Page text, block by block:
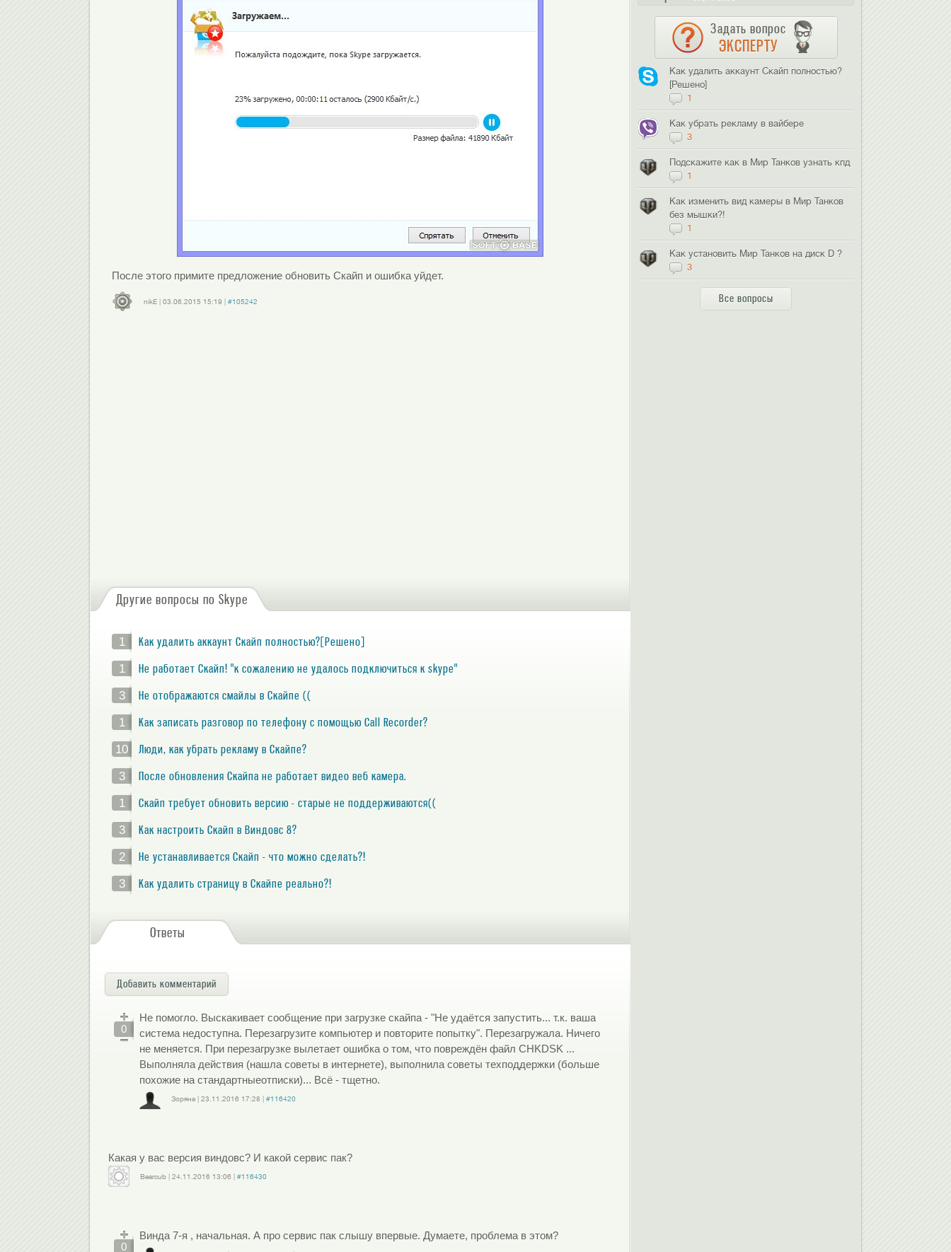
После этого примите предложение обновить Скайп и ошибка уйдет.
nikE| 03.06.2015 15:19
#105242
Другие вопросы по Skype
1
Как удалить аккаунт Скайп полностью?[Решено]
1
Не работает Скайп! "к сожалению не удалось подключиться к skype"
3
Не отображаются смайлы в Скайпе ((
1
Как записать разговор по телефону с помощью Call Recorder?
10
Люди, как убрать рекламу в Скайпе?
3
После обновления Скайпа не работает видео веб камера.
1
Скайп требует обновить версию - старые не поддерживаются((
3
Как настроить Скайп в Виндовс 8?
2
Не устанавливается Скайп - что можно сделать?!
3
Как удалить страницу в Скайпе реально?!
Ответы
Добавить комментарий
0
Не помогло. Выскакивает сообщение при загрузке скайпа - "Не удаётся запустить... т.к. ваша
система недоступна. Перезагрузите компьютер и повторите попытку". Перезагружала. Ничего
не меняется. При перезагрузке вылетает ошибка о том, что повреждён файл CHKDSK ...
Выполняла действия (нашла советы в интернете), выполнила советы техподдержки (больше
похожие на стандартныеотписки)... Всё - тщетно.
Зоряна| 23.11.2016 17:28
#116420
Какая у вас версия виндовс? И какой сервис пак?
Bearcub| 24.11.2016 13:06
#116430
0
Винда 7-я , начальная. А про сервис пак слышу впервые. Думаете, проблема в этом?
Задать вопрос
ЭКСПЕРТУ
Как удалить аккаунт Скайп полностью?
[Решено]
1
Как убрать рекламу в вайбере
3
Подскажите как в Мир Танков узнать кпд
1
Как изменить вид камеры в Мир Танков
без мышки?!
1
Как установить Мир Танков на диск D ?
3
Все вопросы